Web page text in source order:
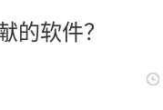
的软件？